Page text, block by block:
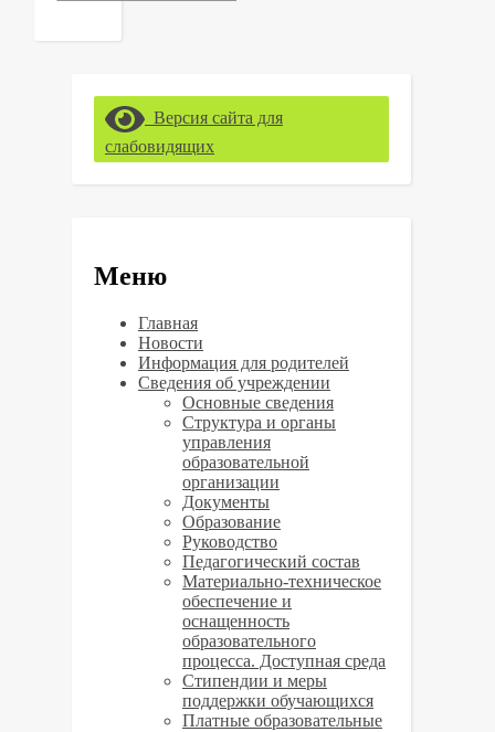
Версия сайта для
слабовидящих
Меню
Главная
Новости
Информация для родителей
Сведения об учреждении
Основные сведения
Структура и органы
управления
образовательной
организации
Документы
Образование
Руководство
Педагогический состав
Материально-техническое
обеспечение и
оснащенность
образовательного
процесса. Доступная среда
Стипендии и меры
поддержки обучающихся
Платные образовательные